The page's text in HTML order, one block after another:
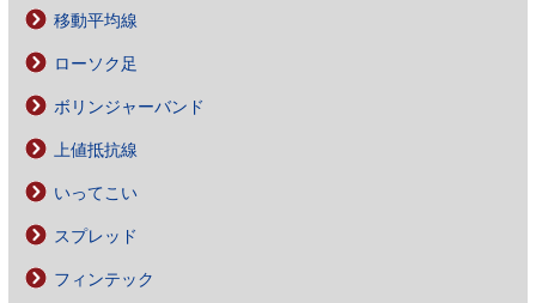
移動平均線
ローソク足
ボリンジャーバンド
上値抵抗線
いってこい
スプレッド
フィンテック